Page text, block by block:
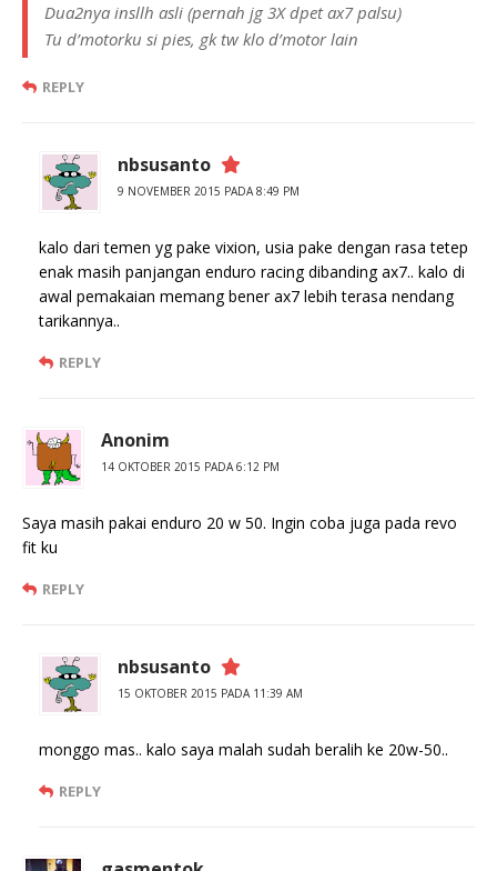
Dua2nya insllh asli (pernah jg 3X dpet ax7 palsu)
Tu d’motorku si pies, gk tw klo d’motor lain
REPLY
nbsusanto
9 NOVEMBER 2015 PADA 8:49 PM
kalo dari temen yg pake vixion, usia pake dengan rasa tetep
enak masih panjangan enduro racing dibanding ax7.. kalo di
awal pemakaian memang bener ax7 lebih terasa nendang
tarikannya..
REPLY
Anonim
14 OKTOBER 2015 PADA 6:12 PM
Saya masih pakai enduro 20 w 50. Ingin coba juga pada revo
fit ku
REPLY
nbsusanto
15 OKTOBER 2015 PADA 11:39 AM
monggo mas.. kalo saya malah sudah beralih ke 20w-50..
REPLY